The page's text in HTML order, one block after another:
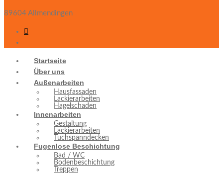
89604 Allmendingen
Startseite
Über uns
Außenarbeiten
Hausfassaden
Lackierarbeiten
Hagelschaden
Innenarbeiten
Gestaltung
Lackierarbeiten
Tuchspanndecken
Fugenlose Beschichtung
Bad / WC
Bodenbeschichtung
Treppen